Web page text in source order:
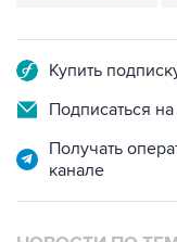
Купить
Подписаться
Получать
канале